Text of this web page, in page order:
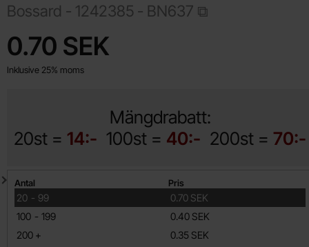
Bossard - 1242385 - BN637
pris
0.70 SEK
Inklusive 25% moms
Mängdrabatt:
20st = 14:- 100st = 40:- 200st = 70:-
Mängdrabatt
Antal Pris
20 -
till 99
0.70 SEK
100 -
till 199
0.40 SEK
200 +
till 0.35 SEK